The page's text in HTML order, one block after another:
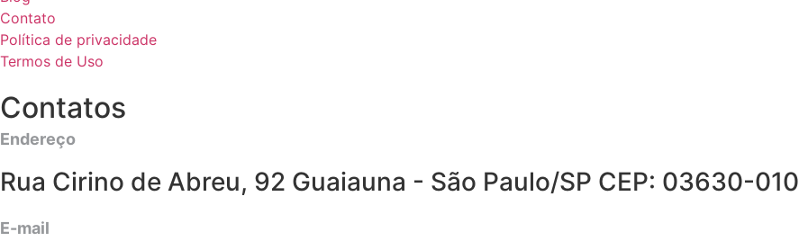
Contato
Política de privacidade
Termos de Uso
Contatos
Endereço
Rua Cirino de Abreu, 92 Guaiauna - São Paulo/SP CEP: 03630-010
E-mail